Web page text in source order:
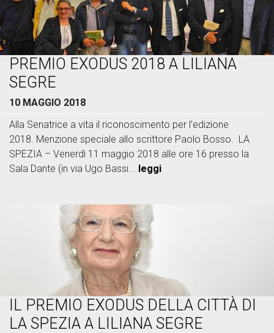
PREMIO EXODUS 2018 A LILIANA
SEGRE
10 MAGGIO 2018
Alla Senatrice a vita il riconoscimento per l’edizione
2018. Menzione speciale allo scrittore Paolo Bosso. LA
SPEZIA – Venerdì 11 maggio 2018 alle ore 16 presso la
Sala Dante (in via Ugo Bassi... leggi
IL PREMIO EXODUS DELLA CITTÀ DI
LA SPEZIA A LILIANA SEGRE